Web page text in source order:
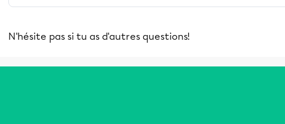
N'hésite pas si tu as d'autres questions!